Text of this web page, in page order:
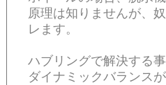
原理は知りませんが、
レます。
ハブリングで解決する
ダイナミックバランス